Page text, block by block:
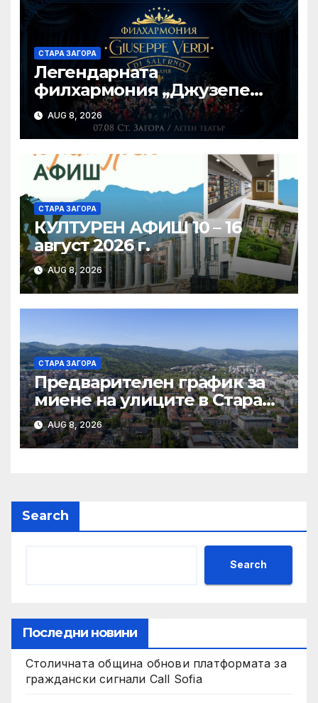
СТАРА ЗАГОРА
Легендарната
филхармония „Джузепе
Верди“ от Салерно с
концерт под звездите тази
вечер в Летен татър – Стара
Загора
AUG 8, 2026
СТАРА ЗАГОРА
КУЛТУРЕН АФИШ 10 – 16
август 2026 г.
AUG 8, 2026
СТАРА ЗАГОРА
Предварителен график за
миене на улиците в Стара
Загора за периода от
10.08.2026 до 14.08.2026 г.
AUG 8, 2026
Search
Search
Последни новини
Столичната община обнови платформата за
граждански сигнали Call Sofia